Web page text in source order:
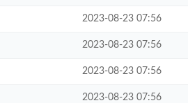
2023-08-23 07:56
2023-08-23 07:56
2023-08-23 07:56
2023-08-23 07:56